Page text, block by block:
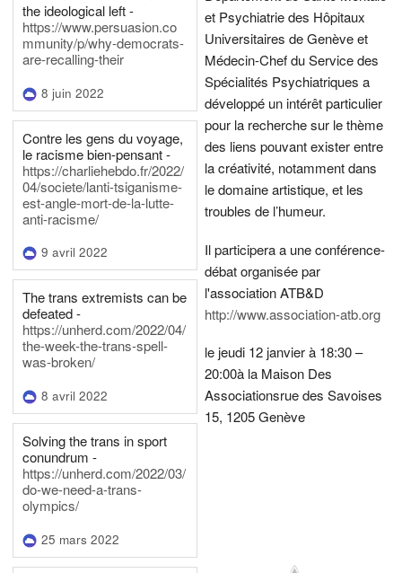
the ideological left -
https://www.persuasion.co
mmunity/p/why-democrats-
are-recalling-their
8 juin 2022
Contre les gens du voyage,
le racisme bien-pensant -
https://charliehebdo.fr/2022/
04/societe/lanti-tsiganisme-
est-angle-mort-de-la-lutte-
anti-racisme/
9 avril 2022
The trans extremists can be
defeated -
https://unherd.com/2022/04/
the-week-the-trans-spell-
was-broken/
8 avril 2022
Solving the trans in sport
conundrum -
https://unherd.com/2022/03/
do-we-need-a-trans-
olympics/
25 mars 2022
et Psychiatrie des Hôpitaux
Universitaires de Genève et
Médecin-Chef du Service des
Spécialités Psychiatriques a
développé un intérêt particulier
pour la recherche sur le thème
des liens pouvant exister entre
la créativité, notamment dans
le domaine artistique, et les
troubles de l’humeur.
Il participera a une conférence-
débat organisée par
l'association ATB&D
http://www.association-atb.org
le jeudi 12 janvier à 18:30 –
20:00à la Maison Des
Associationsrue des Savoises
15, 1205 Genève